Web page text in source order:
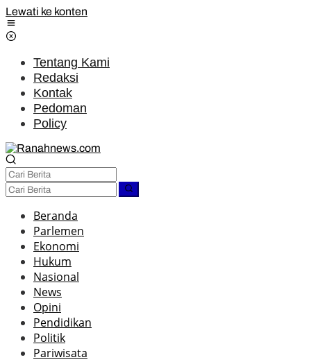
Lewati ke konten
Tentang Kami
Redaksi
Kontak
Pedoman
Policy
Beranda
Parlemen
Ekonomi
Hukum
Nasional
News
Opini
Pendidikan
Politik
Pariwisata